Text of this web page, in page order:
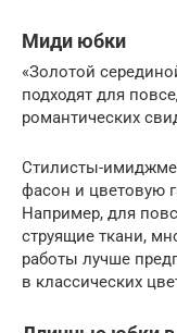
Миди юбки
«Золотой
подходят для
романтических
Стилисты-
фасон и цветовую
Например, для
струящие ткани,
работы лучше
в классических